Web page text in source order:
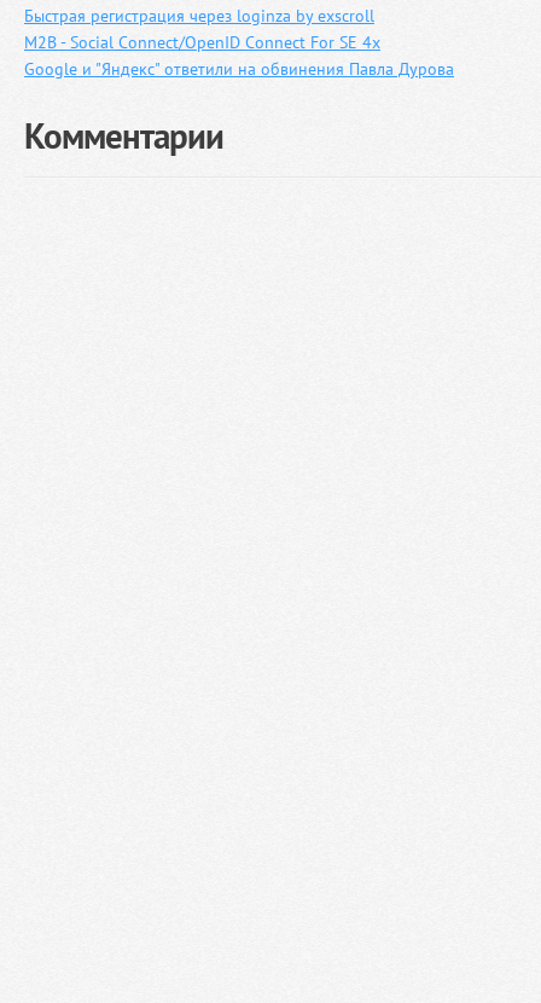
Быстрая регистрация через loginza by exscroll
M2B - Social Connect/OpenID Connect For SE 4x
Google и "Яндекс" ответили на обвинения Павла Дурова
Комментарии